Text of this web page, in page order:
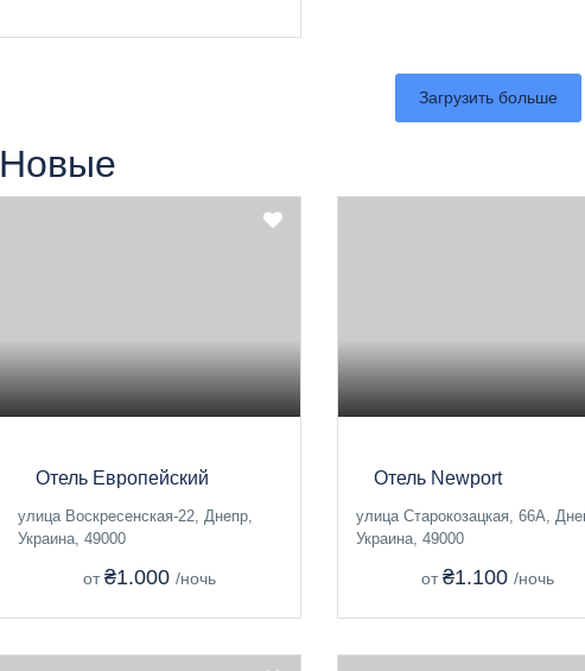
Загрузить больше
Новые
Отель Европейский
улица Воскресенская-22, Днепр,
Украина, 49000
от ₴1.000/ночь
Отель Newport
улица Старокозацкая, 66А,
Украина, 49000
от ₴1.100/ночь